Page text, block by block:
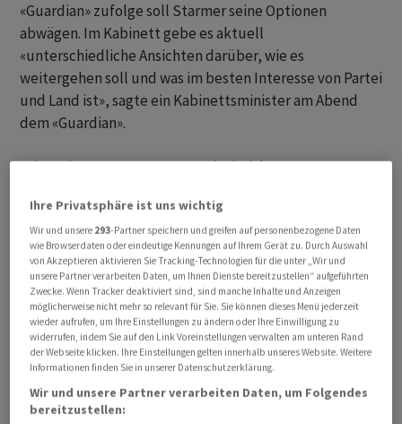
«Guardian» zufolge soll Starmer seine Optionen
abwägen. Im Kabinett gebe es aktuell
«unterschiedliche Ansichten darüber, wie es
weitergehen soll und was im besten Interesse von Partei
und Land ist», sagte ein Kabinettsminister am Abend
dem «Guardian».
Labour hatte vergangene Woche bei den
kommunalen Gremien verloren. Bei der Parlamentswahl
in Wales, der jahrzehntelangen Labour-Hochburg,
rutschte die Partei hinter die Unabhängigkeitspartei
Plaid Cymru und Reform UK auf Platz drei.
Am Montag gab sich Starmer bei seiner mit Spannung
erwarteten Krisenrede noch kämpferisch und
entschlossen, einen Abgang schloss er aus. Im Laufe des
Montags wurden die Rufe nach einem Rücktritt trotz
positiver Reaktionen auf seine Ansprache jedoch immer
Ihre Privatsphäre ist uns wichtig
Wir und unsere 293-Partner speichern und greifen auf personenbezogene Daten
wie Browserdaten oder eindeutige Kennungen auf Ihrem Gerät zu. Durch Auswahl
von Akzeptieren aktivieren Sie Tracking-Technologien für die unter „Wir und
unsere Partner verarbeiten Daten, um Ihnen Dienste bereitzustellen“ aufgeführten
Zwecke. Wenn Tracker deaktiviert sind, sind manche Inhalte und Anzeigen
möglicherweise nicht mehr so relevant für Sie. Sie können dieses Menü jederzeit
wieder aufrufen, um Ihre Einstellungen zu ändern oder Ihre Einwilligung zu
widerrufen, indem Sie auf den Link Voreinstellungen verwalten am unteren Rand
der Webseite klicken. Ihre Einstellungen gelten innerhalb unseres Website. Weitere
Informationen finden Sie in unserer Datenschutzerklärung.
Wir und unsere Partner verarbeiten Daten, um Folgendes
bereitzustellen: